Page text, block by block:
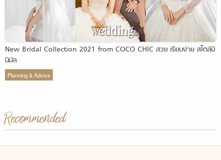
New Bridal Collection 2021 from COCO CHIC สวย เรียบง่าย สไตล์มิ
นิมัล
Planning & Advice
Recommended